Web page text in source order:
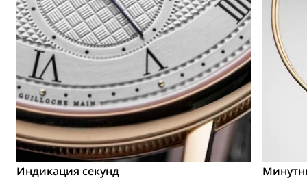
Индикация секунд